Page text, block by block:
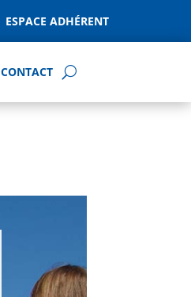
ESPACE ADHÉRENT
CONTACT